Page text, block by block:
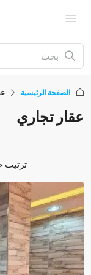
الصفحة الرئيسية
عقار تجاري